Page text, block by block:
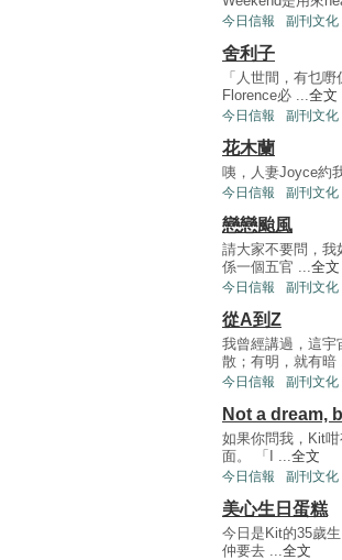
今日信報 副刊文化
舍利子
「人世間，有乜
Florence必 ...全文
今日信報 副刊文化
花木蘭
咦，人妻Joyce約
今日信報 副刊文化
戀戀颱風
請大家不要問，我
係一個五官 ...全文
今日信報 副刊文化
從A到Z
我曾經講過，這宇
散；有明，就有暗
今日信報 副刊文化
Not a dream,
如果你問我，Kit
面。 「I ...全文
今日信報 副刊文化
美心生日蛋糕
今日是Kit的35歲
仲要去 ...全文